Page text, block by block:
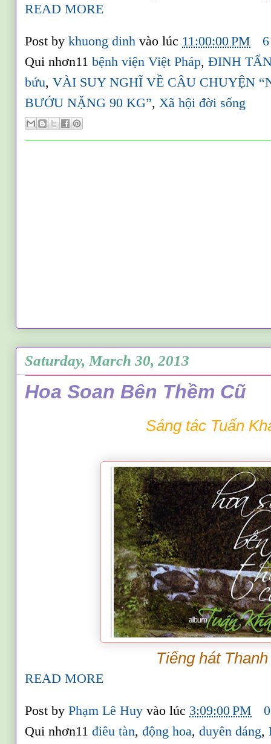
READ MORE
Post bykhuong dinhvào lúc 11:00:00 PM
Qui nhơn11bệnh viện Việt Pháp,ĐINH
bứu,VÀI SUY NGHĨ VỀ CÂU CHUYỆN
BƯỚU NẶNG 90 KG”,Xã hội đời sống
Saturday, March 30, 2013
Hoa Soan Bên Thềm Cũ
Sáng tác Tuấn
Tiếng hát
READ MORE
Post byPhạm Lê Huyvào lúc 3:09:00 PM
Qui nhơn11điêu tàn,động hoa,duyên dáng,